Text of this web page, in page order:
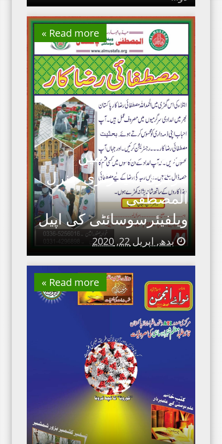
Read more »
Read more »
Read more »
خواجہ صفدر امین
مرکزی سیکرٹری جنرل
المصطفٰی
ویلفیئرسوسائٹی کی اپیل
بدھ, اپریل 22, 2020
Read more »
Read more »